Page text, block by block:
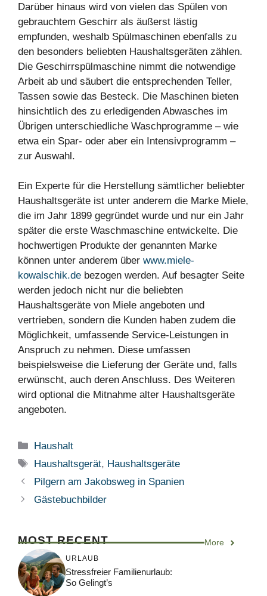
Darüber hinaus wird von vielen das Spülen von
gebrauchtem Geschirr als äußerst lästig
empfunden, weshalb Spülmaschinen ebenfalls zu
den besonders beliebten Haushaltsgeräten zählen.
Die Geschirrspülmaschine nimmt die notwendige
Arbeit ab und säubert die entsprechenden Teller,
Tassen sowie das Besteck. Die Maschinen bieten
hinsichtlich des zu erledigenden Abwasches im
Übrigen unterschiedliche Waschprogramme – wie
etwa ein Spar- oder aber ein Intensivprogramm –
zur Auswahl.
Ein Experte für die Herstellung sämtlicher beliebter
Haushaltsgeräte ist unter anderem die Marke Miele,
die im Jahr 1899 gegründet wurde und nur ein Jahr
später die erste Waschmaschine entwickelte. Die
hochwertigen Produkte der genannten Marke
können unter anderem über www.miele-
kowalschik.de bezogen werden. Auf besagter Seite
werden jedoch nicht nur die beliebten
Haushaltsgeräte von Miele angeboten und
vertrieben, sondern die Kunden haben zudem die
Möglichkeit, umfassende Service-Leistungen in
Anspruch zu nehmen. Diese umfassen
beispielsweise die Lieferung der Geräte und, falls
erwünscht, auch deren Anschluss. Des Weiteren
wird optional die Mitnahme alter Haushaltsgeräte
angeboten.
Kategorien
Haushalt
Schlagwörter
Haushaltsgerät, Haushaltsgeräte
Pilgern am Jakobsweg in Spanien
Gästebuchbilder
MOST RECENT More
URLAUB
Stressfreier Familienurlaub:
So Gelingt’s